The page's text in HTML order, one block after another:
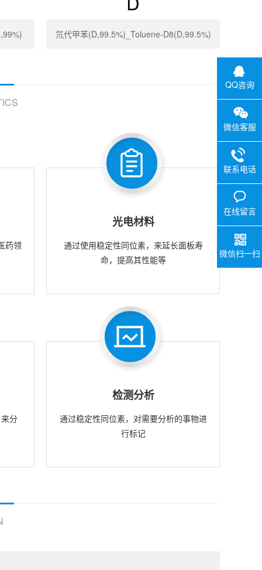
氘代甲苯(D,99.5%)_Toluene-D8(D,99.5%)
药领
光电材料
通过使用稳定性同位素，来延长面板寿
命，提高其性能等
分
检测分析
通过稳定性同位素，对需要分析的事物进
行标记
QQ咨询
微信客服
联系电话
在线留言
微信扫一扫